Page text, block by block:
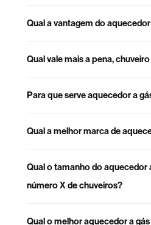
Qual a vantagem do
Qual vale mais a pena,
Para que serve aquecedor a
Qual a melhor marca de
Qual o tamanho do aquecedor
número X de chuveiros?
Qual o melhor aquecedor a